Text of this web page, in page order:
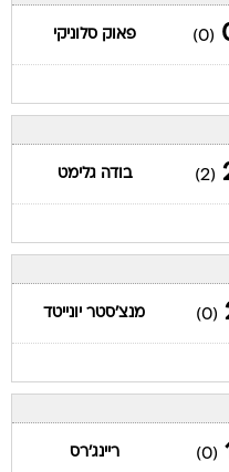
(0) פאוק סלוניקי
(2) בודה גלימט
(0) מנצ'סטר יונייטד
(0) ריינג'רס